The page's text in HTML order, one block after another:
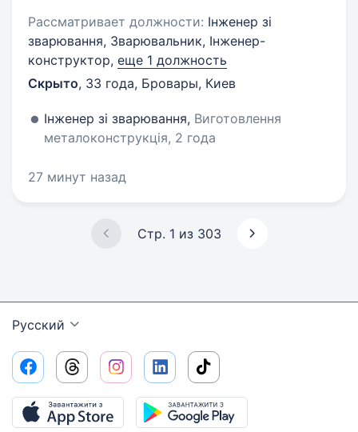
Рассматривает должности: Інженер зі
зварювання, Зварювальник, Інженер-
конструктор, еще 1 должность
Скрыто, 33 года, Бровары, Киев
Інженер зі зварювання, Виготовлення
металоконструкція, 2 года
27 минут назад
Стр. 1 из 303
Русский